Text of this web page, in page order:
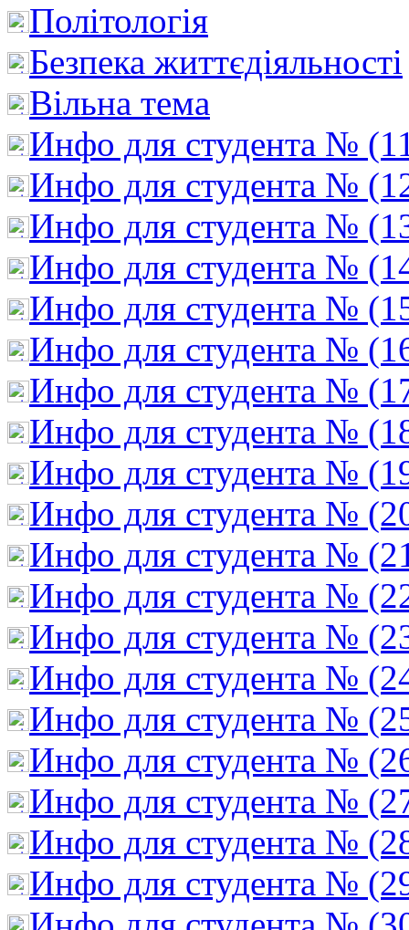
Політологія
Безпека життєдіяльності
Вільна тема
Инфо для студента №
Инфо для студента №
Инфо для студента №
Инфо для студента №
Инфо для студента №
Инфо для студента №
Инфо для студента №
Инфо для студента №
Инфо для студента №
Инфо для студента №
Инфо для студента №
Инфо для студента №
Инфо для студента №
Инфо для студента №
Инфо для студента №
Инфо для студента №
Инфо для студента №
Инфо для студента №
Инфо для студента №